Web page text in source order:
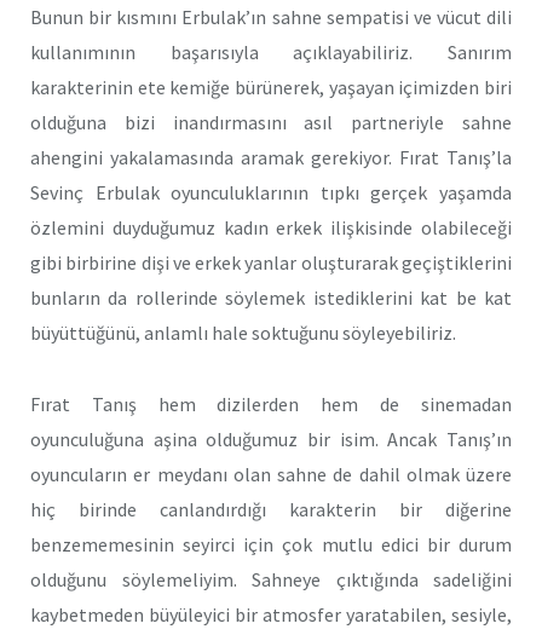
Bunun bir kısmını Erbulak’ın sahne sempatisi ve vücut dili
kullanımının başarısıyla açıklayabiliriz. Sanırım
karakterinin ete kemiğe bürünerek, yaşayan içimizden biri
olduğuna bizi inandırmasını asıl partneriyle sahne
ahengini yakalamasında aramak gerekiyor. Fırat Tanış’la
Sevinç Erbulak oyunculuklarının tıpkı gerçek yaşamda
özlemini duyduğumuz kadın erkek ilişkisinde olabileceği
gibi birbirine dişi ve erkek yanlar oluşturarak geçiştiklerini
bunların da rollerinde söylemek istediklerini kat be kat
büyüttüğünü, anlamlı hale soktuğunu söyleyebiliriz.
Fırat Tanış hem dizilerden hem de sinemadan
oyunculuğuna aşina olduğumuz bir isim. Ancak Tanış’ın
oyuncuların er meydanı olan sahne de dahil olmak üzere
hiç birinde canlandırdığı karakterin bir diğerine
benzememesinin seyirci için çok mutlu edici bir durum
olduğunu söylemeliyim. Sahneye çıktığında sadeliğini
kaybetmeden büyüleyici bir atmosfer yaratabilen, sesiyle,